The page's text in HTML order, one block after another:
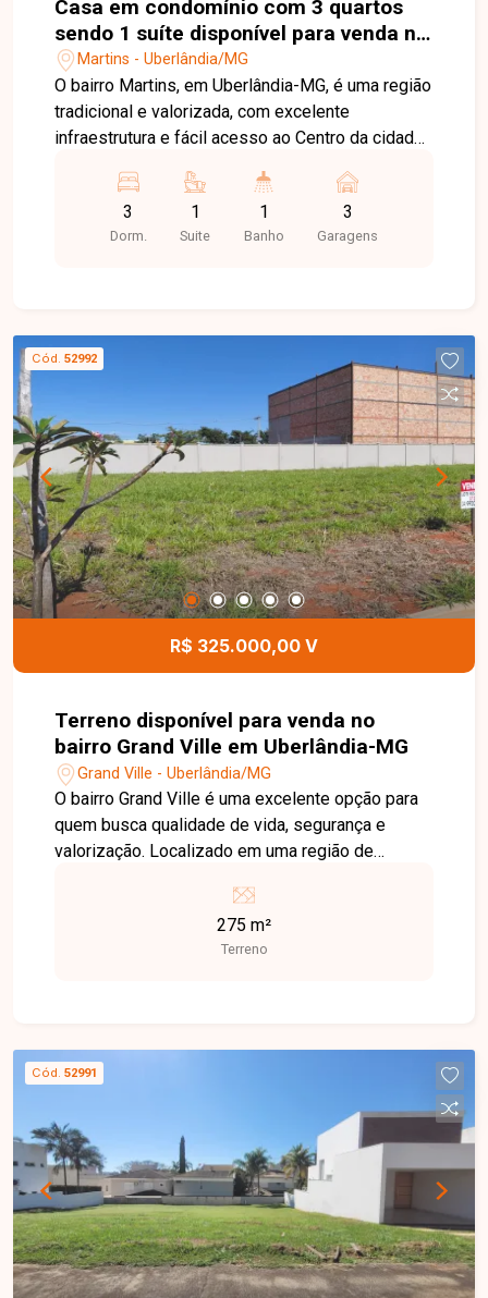
Casa em condomínio com 3 quartos
sendo 1 suíte disponível para venda no
bairro Martins em Uberlândia-MG
Martins - Uberlândia/MG
O bairro Martins, em Uberlândia-MG, é uma região
tradicional e valorizada, com excelente
infraestrutura e fácil acesso ao Centro da cidade.
comércios e diversos serviços, oferece
praticidade, conforto e qualidade de vida para
toda a família. Sobrado em condomínio fechado
01 suíte com closet, banheiro social e corredor
de circulação, proporcionando conforto e
privacidade. No pavimento térreo, dispõe de sala
de jantar integrada, cozinha, lavabo, área de
serviço e 03 vagas de garagem, oferecendo
praticidade e excelente aproveitamento dos
espaços. Uma excelente opção para quem busca
segurança, sofisticação e comodidade em uma
das melhores localizações da cidade. Entre em
contato para mais informações e agende uma
visita para conhecer este excelente imóvel.
3
Dorm.
1
Suite
1
Banho
3
Garagens
Cód. 52992
R$ 325.000,00 V
Terreno disponível para venda no
bairro Grand Ville em Uberlândia-MG
Grand Ville - Uberlândia/MG
O bairro Grand Ville é uma excelente opção para
quem busca qualidade de vida, segurança e
valorização. Localizado em uma região de
principais vias da cidade e reúne tranquilidade,
infraestrutura e excelente potencial para
proporcionando excelente aproveitamento do
terreno em um condomínio que oferece
segurança e conforto para toda a família. Entre
em contato com a Delta Imóveis e agende um
atendimento. Nossa equipe está pronta para
apresentar todos os detalhes deste imóvel e
auxiliar você na realização de um excelente
investimento.
275 m²
Terreno
Cód. 52991